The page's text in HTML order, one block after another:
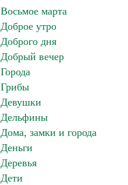
Восьмое марта
Доброе утро
Доброго дня
Добрый вечер
Города
Грибы
Девушки
Дельфины
Дома, замки и города
Деньги
Деревья
Дети